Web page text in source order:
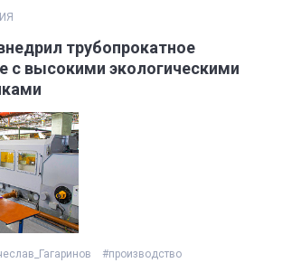
трубопрокатное
с высокими экологическими
#производство